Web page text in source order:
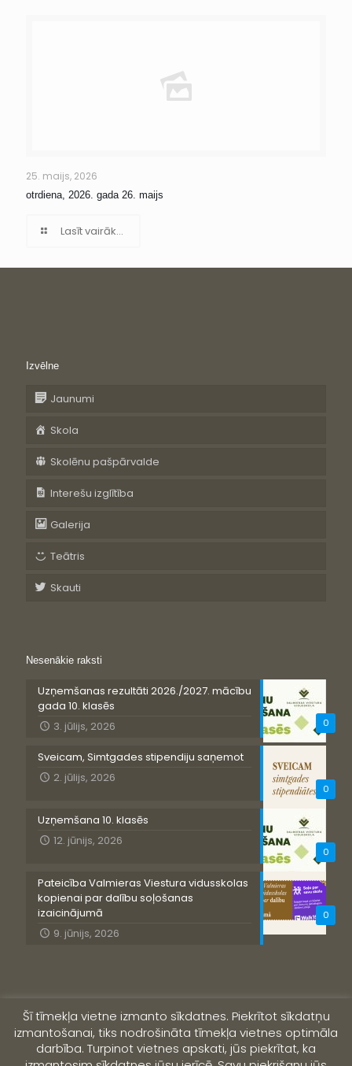
25. maijs, 2026
otrdiena, 2026. gada 26. maijs
Lasīt vairāk...
Izvēlne
Jaunumi
Skola
Skolēnu pašpārvalde
Interešu izglītība
Galerija
Teātris
Skauti
Nesenākie raksti
0
Uzņemšanas rezultāti 2026./2027. mācību
gada 10. klasēs
3. jūlijs, 2026
0
Sveicam, Simtgades stipendiju saņemot
2. jūlijs, 2026
0
Uzņemšana 10. klasēs
12. jūnijs, 2026
0
Pateicība Valmieras Viestura vidusskolas
kopienai par dalību soļošanas
izaicinājumā
9. jūnijs, 2026
Šī tīmekļa vietne izmanto sīkdatnes. Piekrītot sīkdatņu
izmantošanai, tiks nodrošināta tīmekļa vietnes optimāla
darbība. Turpinot vietnes apskati, jūs piekrītat, ka